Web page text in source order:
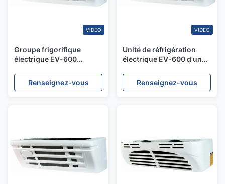
VIDEO
Groupe frigorifique
électrique EV-600
NEV
Renseignez-vous
VIDEO
Unité de réfrigération
électrique EV-600 d'une
refroidissement de 5750
W pour un volume de
Renseignez-vous